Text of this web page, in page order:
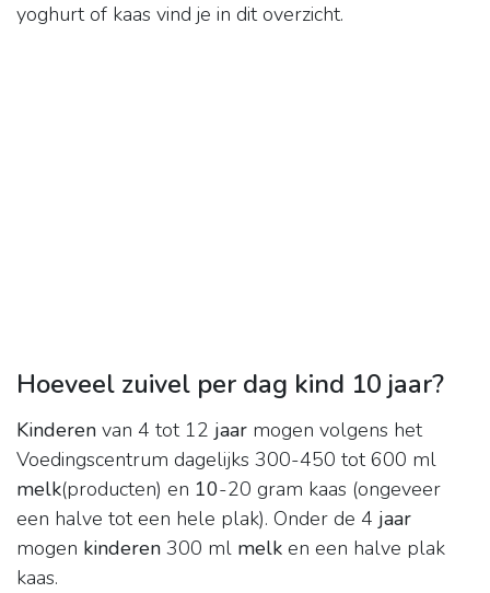
yoghurt of kaas vind je in dit overzicht.
Hoeveel zuivel per dag kind 10 jaar?
Kinderen van 4 tot 12 jaar mogen volgens het
Voedingscentrum dagelijks 300-450 tot 600 ml
melk(producten) en 10-20 gram kaas (ongeveer
een halve tot een hele plak). Onder de 4 jaar
mogen kinderen 300 ml melk en een halve plak
kaas.